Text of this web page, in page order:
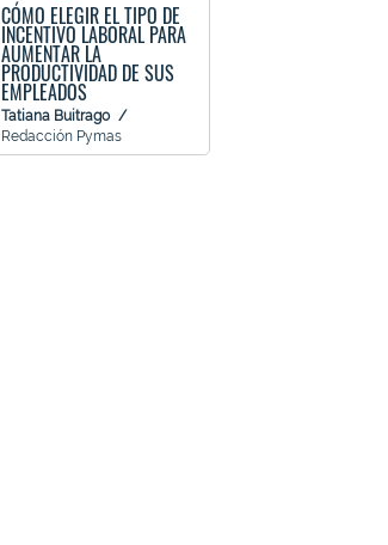
CÓMO ELEGIR EL TIPO DE
INCENTIVO LABORAL PARA
AUMENTAR LA
PRODUCTIVIDAD DE SUS
EMPLEADOS
Tatiana Buitrago
Redacción Pymas